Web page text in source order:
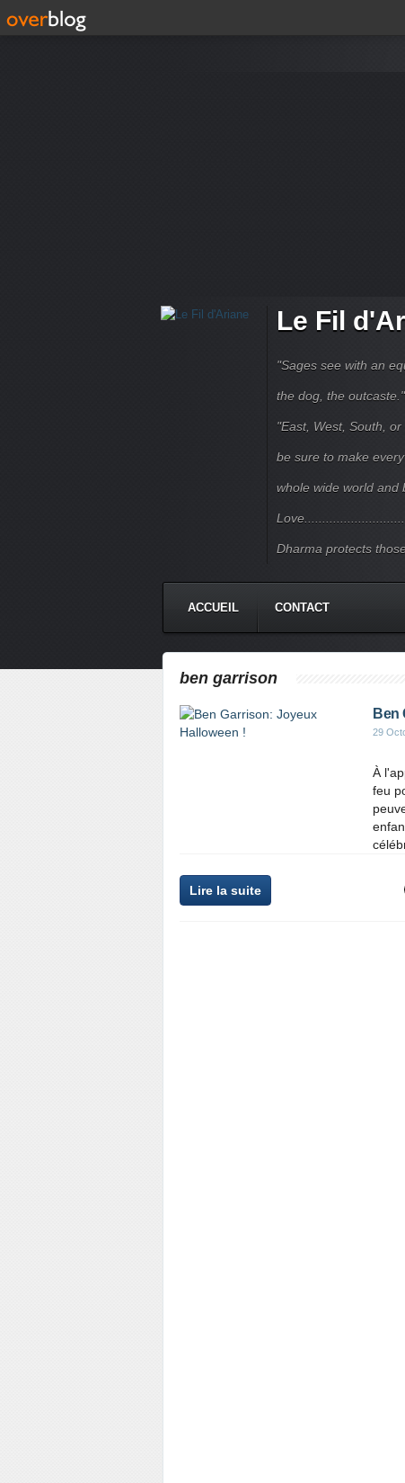
Le Fil
"Sages see with an
the dog, the
"East, West, South,
be sure to make
whole wide world and
Dharma protects
ACCUEIL CONTACT
ben garrison
Ben
29
À
feu
Lire la suite